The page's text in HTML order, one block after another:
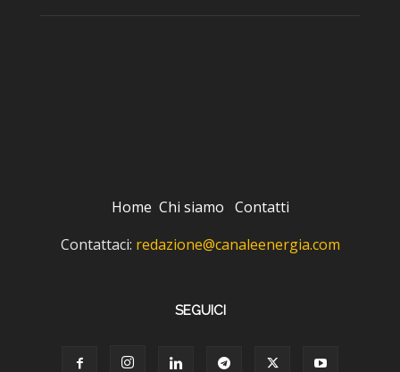
Home Chi siamo Contatti
Contattaci: redazione@canaleenergia.com
SEGUICI